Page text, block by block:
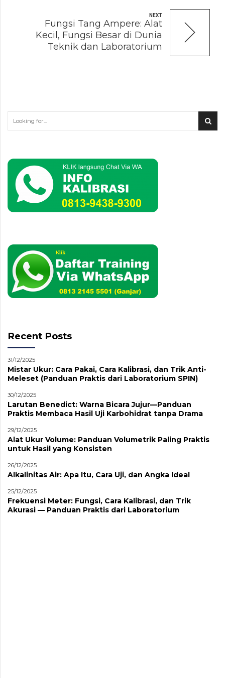
NEXT
Fungsi Tang Ampere: Alat
Kecil, Fungsi Besar di Dunia
Teknik dan Laboratorium
Recent Posts
31/12/2025
Mistar Ukur: Cara Pakai, Cara Kalibrasi, dan Trik Anti-
Meleset (Panduan Praktis dari Laboratorium SPIN)
30/12/2025
Larutan Benedict: Warna Bicara Jujur—Panduan
Praktis Membaca Hasil Uji Karbohidrat tanpa Drama
29/12/2025
Alat Ukur Volume: Panduan Volumetrik Paling Praktis
untuk Hasil yang Konsisten
26/12/2025
Alkalinitas Air: Apa Itu, Cara Uji, dan Angka Ideal
25/12/2025
Frekuensi Meter: Fungsi, Cara Kalibrasi, dan Trik
Akurasi — Panduan Praktis dari Laboratorium